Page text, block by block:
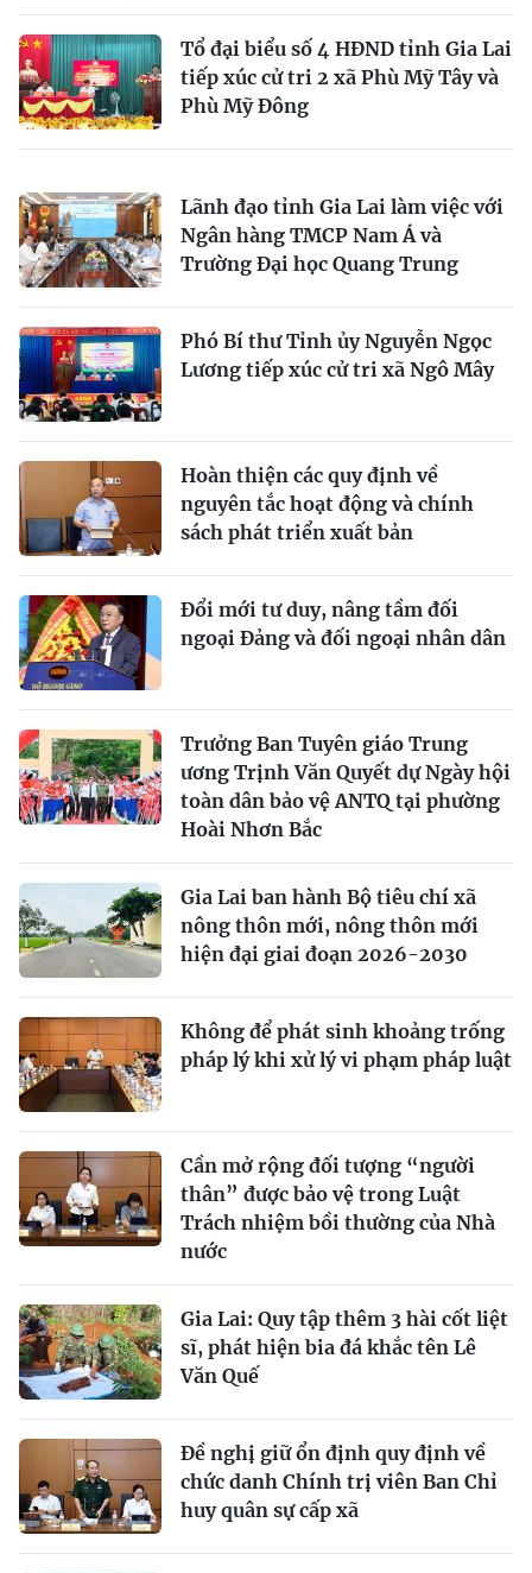
Tổ đại biểu số 4 HĐND tỉnh Gia Lai
tiếp xúc cử tri 2 xã Phù Mỹ Tây và
Phù Mỹ Đông
Lãnh đạo tỉnh Gia Lai làm việc với
Ngân hàng TMCP Nam Á và
Trường Đại học Quang Trung
Phó Bí thư Tỉnh ủy Nguyễn Ngọc
Lương tiếp xúc cử tri xã Ngô Mây
Hoàn thiện các quy định về
nguyên tắc hoạt động và chính
sách phát triển xuất bản
Đổi mới tư duy, nâng tầm đối
ngoại Đảng và đối ngoại nhân dân
Trưởng Ban Tuyên giáo Trung
ương Trịnh Văn Quyết dự Ngày hội
toàn dân bảo vệ ANTQ tại phường
Hoài Nhơn Bắc
Gia Lai ban hành Bộ tiêu chí xã
nông thôn mới, nông thôn mới
hiện đại giai đoạn 2026-2030
Không để phát sinh khoảng trống
pháp lý khi xử lý vi phạm pháp luật
Cần mở rộng đối tượng “người
thân” được bảo vệ trong Luật
Trách nhiệm bồi thường của Nhà
nước
Gia Lai: Quy tập thêm 3 hài cốt liệt
sĩ, phát hiện bia đá khắc tên Lê
Văn Quế
Đề nghị giữ ổn định quy định về
chức danh Chính trị viên Ban Chỉ
huy quân sự cấp xã